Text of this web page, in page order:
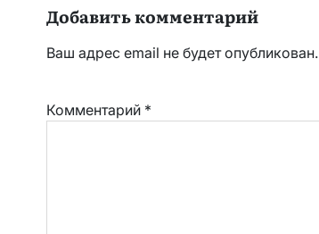
Добавить комментарий
Ваш адрес email не будет опубликован.
Комментарий *